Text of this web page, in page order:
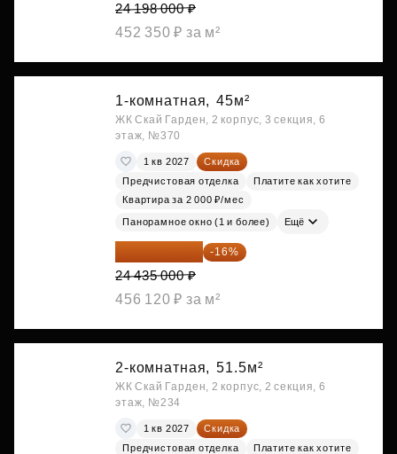
24 198 000 ₽
452 350 ₽ за м²
1-комнатная, 45м²
ЖК Скай Гарден, 2 корпус, 3 секция, 6
этаж, №370
1 кв 2027
Скидка
Предчистовая отделка
Платите как хотите
Квартира за 2 000 ₽/мес
Панорамное окно (1 и более) Ещё
20 525 400 ₽ -16%
24 435 000 ₽
456 120 ₽ за м²
2-комнатная, 51.5м²
ЖК Скай Гарден, 2 корпус, 2 секция, 6
этаж, №234
1 кв 2027
Скидка
Предчистовая отделка
Платите как хотите